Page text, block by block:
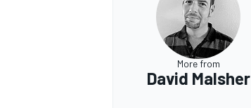
More from
David Malsher